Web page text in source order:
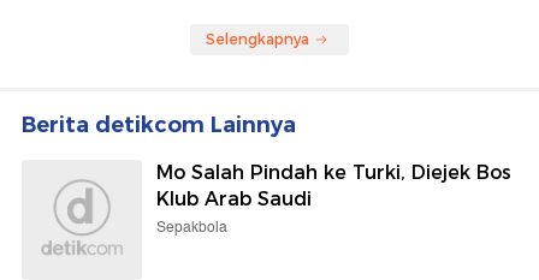
Selengkapnya
Berita detikcom Lainnya
Mo Salah Pindah ke Turki, Diejek Bos
Klub Arab Saudi
Sepakbola